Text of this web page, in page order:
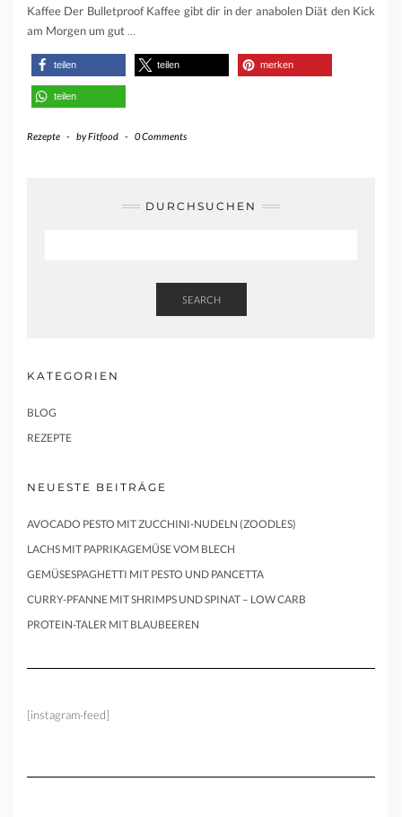
Kaffee Der Bulletproof Kaffee gibt dir in der anabolen Diät den Kick
am Morgen um gut…
teilen teilen merken
teilen
Rezepte - byFitfood - 0 Comments
DURCHSUCHEN
SEARCH
KATEGORIEN
BLOG
REZEPTE
NEUESTE BEITRÄGE
AVOCADO PESTO MIT ZUCCHINI-NUDELN (ZOODLES)
LACHS MIT PAPRIKAGEMÜSE VOM BLECH
GEMÜSESPAGHETTI MIT PESTO UND PANCETTA
CURRY-PFANNE MIT SHRIMPS UND SPINAT – LOW CARB
PROTEIN-TALER MIT BLAUBEEREN
[instagram-feed]